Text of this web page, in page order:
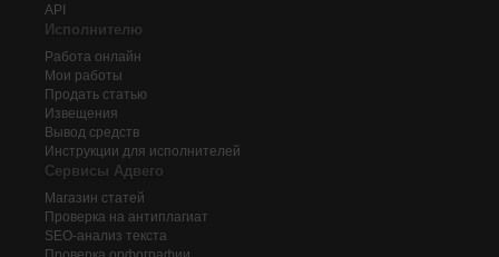
API
Исполнителю
Работа онлайн
Мои работы
Продать статью
Извещения
Вывод средств
Инструкции для исполнителей
Сервисы Адвего
Магазин статей
Проверка на антиплагиат
SEO-анализ текста